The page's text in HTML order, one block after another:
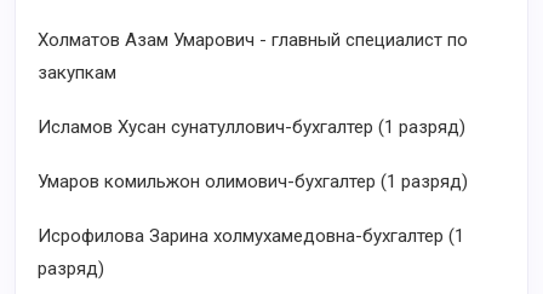
Холматов Азам Умарович - главный специалист по
закупкам
Исламов Хусан сунатуллович-бухгалтер (1 разряд)
Умаров комильжон олимович-бухгалтер (1 разряд)
Исрофилова Зарина холмухамедовна-бухгалтер (1
разряд)